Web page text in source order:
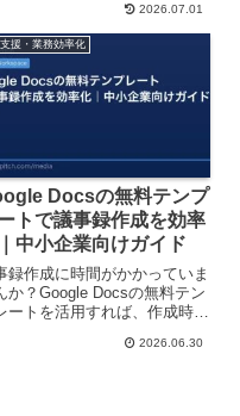
すく解説。失敗を防ぐチェッ
スト付き。
2026.07.01
援・業務効率化
Docsの無料テンプ
トで議事録作成を効率
中小企業向けガイド
録作成に時間がかかっていま
か？Google Docsの無料テン
ートを活用すれば、作成時間
と選び方を中小企業向けに解
2026.06.30